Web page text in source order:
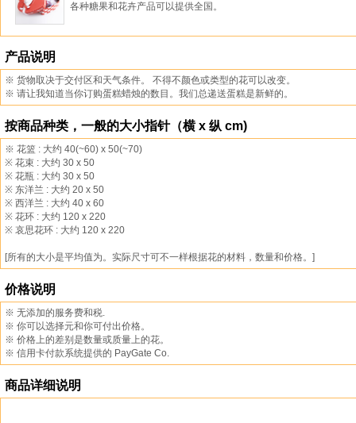
各种糖果和花卉产品可以提供全国。
产品说明
※ 货物取决于交付区和天气条件。 不得不颜色或类型的花可以改变。
※ 请让我知道当你订购蛋糕蜡烛的数目。我们总递送蛋糕是新鲜的。
按商品种类，一般的大小指针（横 x 纵 cm)
※ 花篮 : 大约 40(~60) x 50(~70)
※ 花束 : 大约 30 x 50
※ 花瓶 : 大约 30 x 50
※ 东洋兰 : 大约 20 x 50
※ 西洋兰 : 大约 40 x 60
※ 花环 : 大约 120 x 220
※ 哀思花环 : 大约 120 x 220
[所有的大小是平均值为。实际尺寸可不一样根据花的材料，数量和价格。]
价格说明
※ 无添加的服务费和税.
※ 你可以选择元和你可付出价格。
※ 价格上的差别是数量或质量上的花。
※ 信用卡付款系统提供的 PayGate Co.
商品详细说明